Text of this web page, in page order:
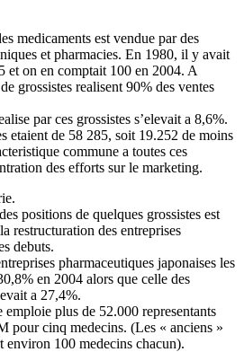
medicaments est vendue par des
et pharmacies. En 1980, il y avait
et on en comptait 100 en 2004. A
grossistes realisent 90% des ventes
par ces grossistes s’elevait a 8,6%.
etaient de 58 285, soit 19.252 de moins
commune a toutes ces
des efforts sur le marketing.
positions de quelques grossistes est
restructuration des entreprises
debuts.
pharmaceutiques japonaises les
en 2004 alors que celle des
a 27,4%.
emploie plus de 52.000 representants
pour cinq medecins. (Les « anciens »
100 medecins chacun).